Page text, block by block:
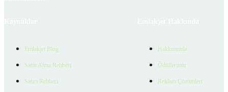
Emlakjet Blog
Satın Alma Rehberi
Satıcı Rehberi
Hakkımızda
Ödüllerimiz
Reklam Çözümleri